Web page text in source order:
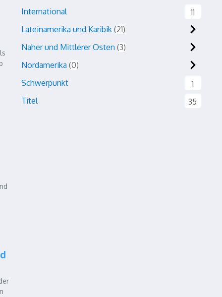
International
11
Lateinamerika und Karibik 21
Naher und Mittlerer Osten 3
Nordamerika 0
Schwerpunkt
1
Titel
35